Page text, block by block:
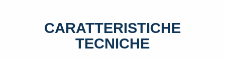
CARATTERISTICHE
TECNICHE